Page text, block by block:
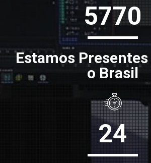
5770
Estamos Presentes
o Brasil
24